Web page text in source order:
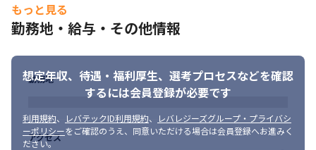
もっと見る
勤務地・給与・その他情報
想定年収、待遇・福利厚生、 選考プロセスなどを確認
するには会員登録が必要です
利用規約、 レバテックID利用規約、
レバレジーズグループ・プライバシ
ーポリシーをご確認のうえ、同意いただける場合は会員登録へお進みく
ださい。
勤務地
アクセス